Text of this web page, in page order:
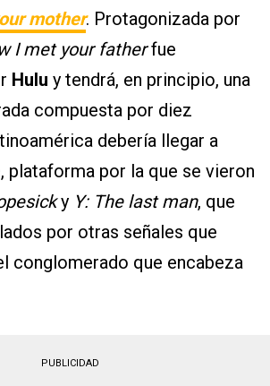
mother. Protagonizada por
I met your fatherfue
Hulu y tendrá, en principio, una
compuesta por diez
debería llegar a
, plataforma por la que se vieron
y Y: The last man, que
por otras señales que
conglomerado que encabeza
PUBLICIDAD